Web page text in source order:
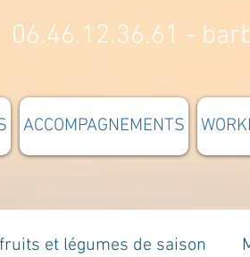
06.46.12.36.61 -
ACCOMPAGNEMENTS
et légumes de saison